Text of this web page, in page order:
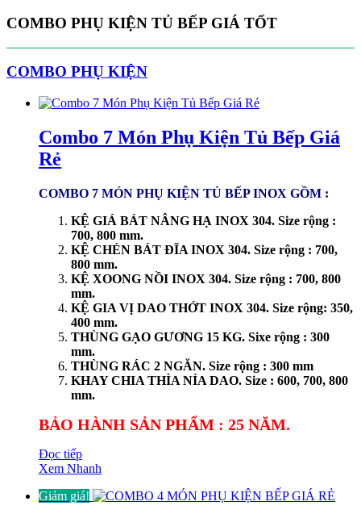
COMBO PHỤ KIỆN TỦ BẾP GIÁ TỐT
COMBO PHỤ KIỆN
Combo 7 Món Phụ Kiện Tủ Bếp Giá
Rẻ
COMBO 7 MÓN PHỤ KIỆN TỦ BẾP INOX GỒM :
KỆ GIÁ BÁT NÂNG HẠ INOX 304. Size rộng :
700, 800 mm.
KỆ CHÉN BÁT ĐĨA INOX 304. Size rộng : 700,
800 mm.
KỆ XOONG NỒI INOX 304. Size rộng : 700, 800
mm.
KỆ GIA VỊ DAO THỚT INOX 304. Size rộng: 350,
400 mm.
THÙNG GẠO GƯƠNG 15 KG. Sixe rộng : 300
mm.
THÙNG RÁC 2 NGĂN. Size rộng : 300 mm
KHAY CHIA THÌA NỈA DAO. Size : 600, 700, 800
mm.
BẢO HÀNH SẢN PHẨM : 25 NĂM.
Đọc tiếp
Xem Nhanh
Giảm giá!